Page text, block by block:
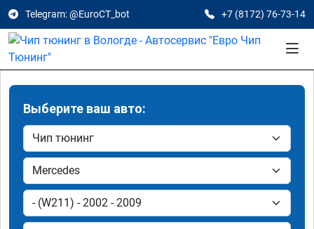
Telegram: @EuroCT_bot +7 (8172) 76-73-14
Выберите ваш авто: